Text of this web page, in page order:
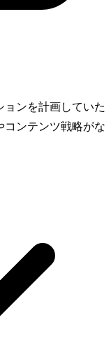
ンを計画していた
コンテンツ戦略がな